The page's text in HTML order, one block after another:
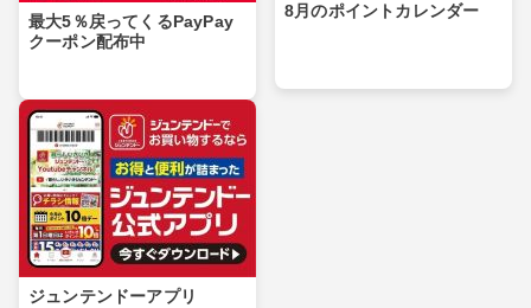
最大5％戻ってくるPayPay
クーポン配布中
8月のポイントカレンダー
ジュンテンドーアプリ